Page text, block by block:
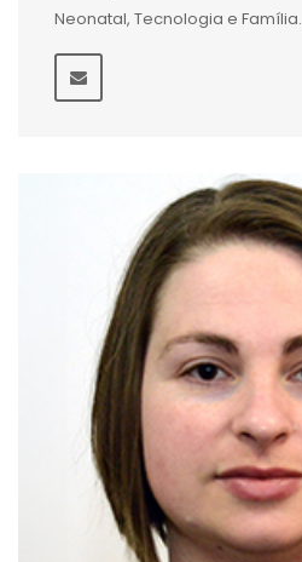
Neonatal, Tecnologia e Família.